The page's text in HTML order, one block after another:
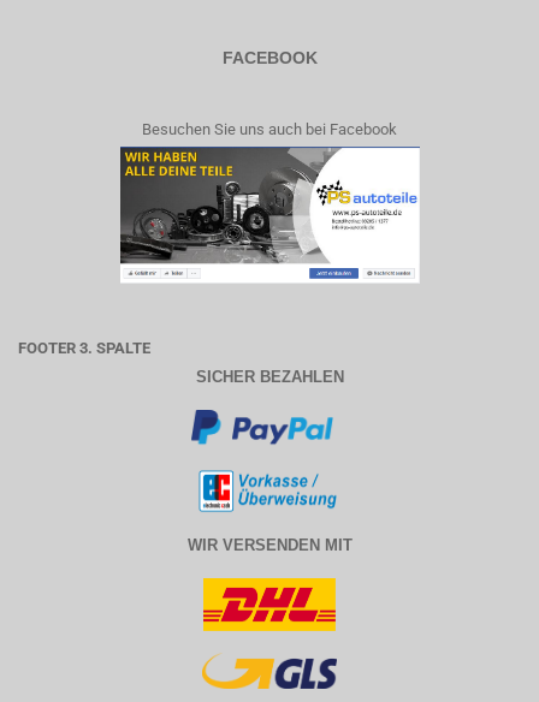
FACEBOOK
Besuchen Sie uns auch bei Facebook
FOOTER 3. SPALTE
SICHER BEZAHLEN
WIR VERSENDEN MIT